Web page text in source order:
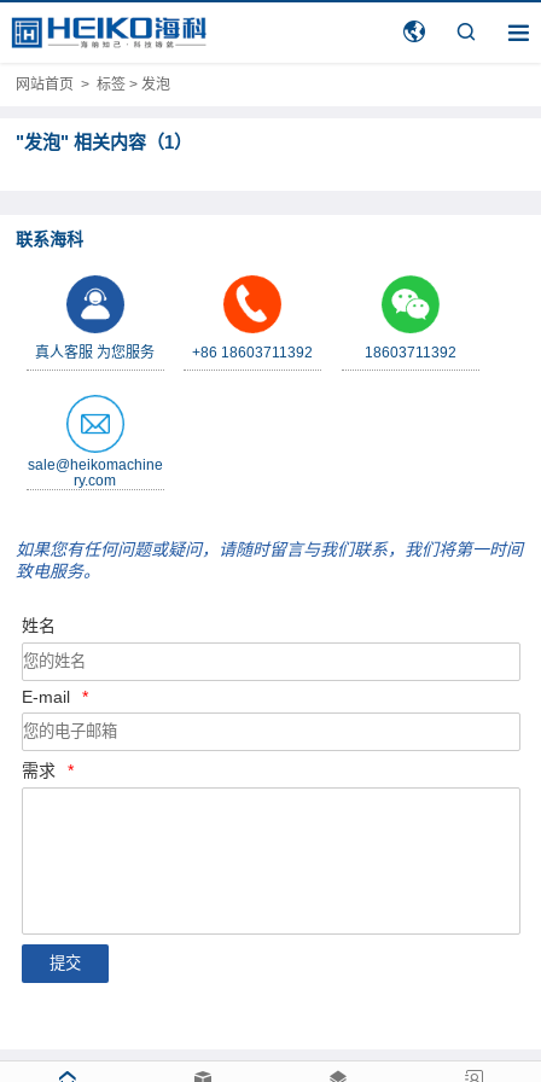
网站首页 >标签 > 发泡
"发泡" 相关内容（1）
联系海科
真人客服 为您服务 +86 18603711392 18603711392
sale@heikomachine
ry.com
如果您有任何问题或疑问，请随时留言与我们联系，我们将第一时间
致电服务。
姓名
E-mail *
需求 *